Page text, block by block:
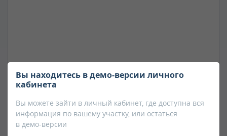
Биржа для фермеров
Новости
Контакты
Выход
растительности
самостоятельно заниматься развитием участка или для того,
чтоб...
Цена:
Вы находитесь в демо-версии личного
кабинета
Вы можете зайти в личный кабинет, где доступна вся
информация по вашему участку, или остаться
в демо-версии